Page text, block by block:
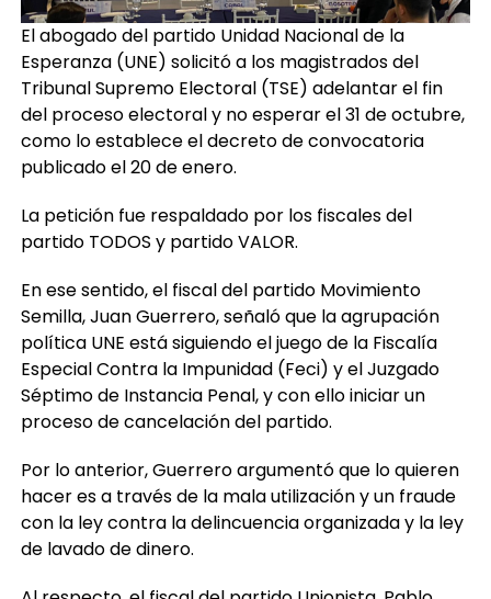
El abogado del partido Unidad Nacional de la
Esperanza (UNE) solicitó a los magistrados del
Tribunal Supremo Electoral (TSE) adelantar el fin
del proceso electoral y no esperar el 31 de octubre,
como lo establece el decreto de convocatoria
publicado el 20 de enero.
La petición fue respaldado por los fiscales del
partido TODOS y partido VALOR.
En ese sentido, el fiscal del partido Movimiento
Semilla, Juan Guerrero, señaló que la agrupación
política UNE está siguiendo el juego de la Fiscalía
Especial Contra la Impunidad (Feci) y el Juzgado
Séptimo de Instancia Penal, y con ello iniciar un
proceso de cancelación del partido.
Por lo anterior, Guerrero argumentó que lo quieren
hacer es a través de la mala utilización y un fraude
con la ley contra la delincuencia organizada y la ley
de lavado de dinero.